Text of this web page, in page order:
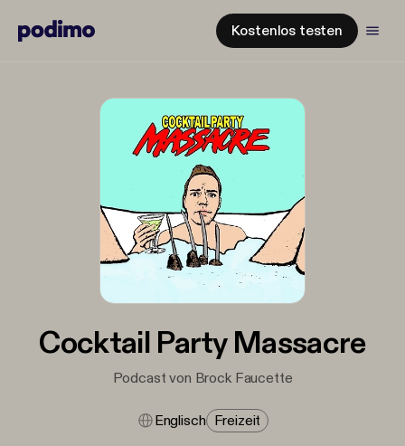
Kostenlos testen
Cocktail Party Massacre
Podcast von Brock Faucette
Englisch Freizeit